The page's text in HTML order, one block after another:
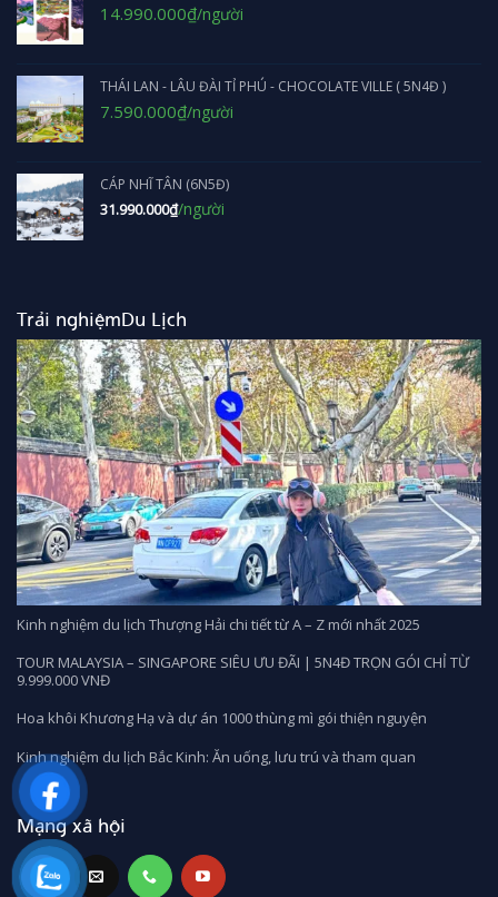
Giá
14.990.000₫Giá
hiện
14.990.000₫.
/người
THÁI LAN - LÂU ĐÀI TỈ PHÚ - CHOCOLATE VILLE ( 5N4Đ )
Giá
7.590.000₫Giá
hiện
7.590.000₫.
/người
CÁP NHĨ TÂN (6N5Đ)
31.990.000₫/người
Trải nghiệmDu Lịch
Kinh nghiệm du lịch Thượng Hải chi tiết từ A – Z mới nhất 2025
TOUR MALAYSIA – SINGAPORE SIÊU ƯU ĐÃI | 5N4Đ TRỌN GÓI CHỈ TỪ
9.999.000 VNĐ
Hoa khôi Khương Hạ và dự án 1000 thùng mì gói thiện nguyện
Kinh nghiệm du lịch Bắc Kinh: Ăn uống, lưu trú và tham quan
Mạng xã hội